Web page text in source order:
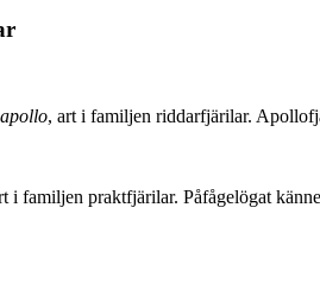
, art i familjen riddarfjärilar.
i familjen praktfjärilar. Påfågelögat